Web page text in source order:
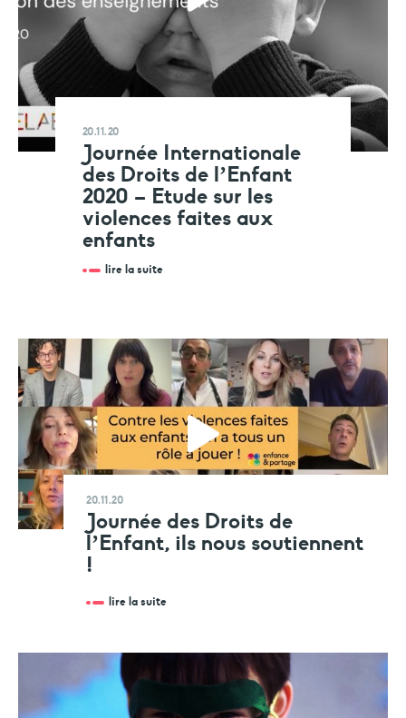
20.11.20
Journée Internationale
des Droits de l’Enfant
2020 – Etude sur les
violences faites aux
enfants
lire la suite
20.11.20
Journée des Droits de
l’Enfant, ils nous soutiennent
!
lire la suite